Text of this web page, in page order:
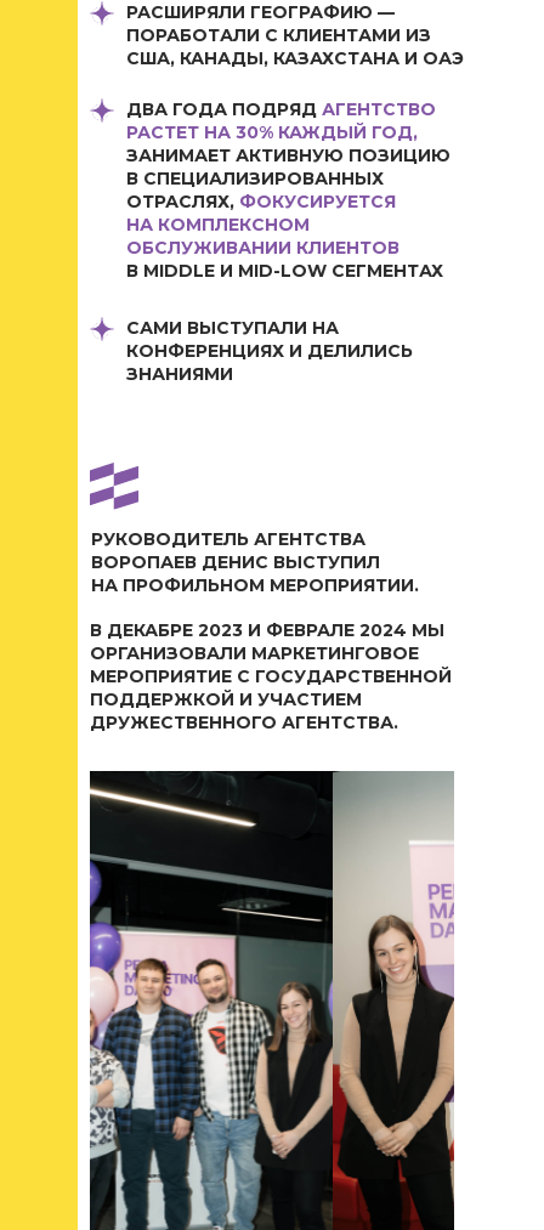
САМИ ВЫСТУПАЛИ НА
КОНФЕРЕНЦИЯХ И ДЕЛИЛИСЬ
ЗНАНИЯМИ
ДВА ГОДА ПОДРЯД АГЕНТСТВО
РАСТЕТ НА 30% КАЖДЫЙ ГОД,
ЗАНИМАЕТ АКТИВНУЮ ПОЗИЦИЮ
В СПЕЦИАЛИЗИРОВАННЫХ
ОТРАСЛЯХ, ФОКУСИРУЕТСЯ
НА КОМПЛЕКСНОМ
ОБСЛУЖИВАНИИ КЛИЕНТОВ
В MIDDLE И MID-LOW СЕГМЕНТАХ
РАСШИРЯЛИ ГЕОГРАФИЮ —
ПОРАБОТАЛИ С КЛИЕНТАМИ ИЗ
США, КАНАДЫ, КАЗАХСТАНА И ОАЭ
РУКОВОДИТЕЛЬ АГЕНТСТВА
ВОРОПАЕВ ДЕНИС ВЫСТУПИЛ
НА ПРОФИЛЬНОМ МЕРОПРИЯТИИ.
В ДЕКАБРЕ 2023 И ФЕВРАЛЕ 2024 МЫ
ОРГАНИЗОВАЛИ МАРКЕТИНГОВОЕ
МЕРОПРИЯТИЕ С ГОСУДАРСТВЕННОЙ
ПОДДЕРЖКОЙ И УЧАСТИЕМ
ДРУЖЕСТВЕННОГО АГЕНТСТВА.